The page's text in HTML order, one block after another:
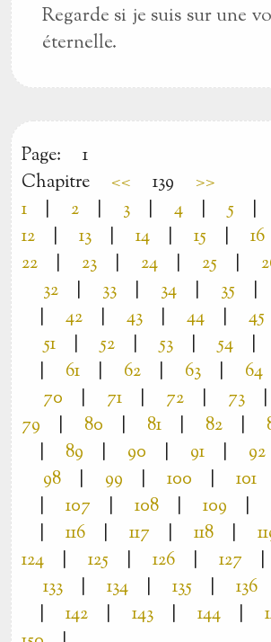
Regarde si je suis sur une
éternelle.
Page:
1
Chapitre
<< 139
>>
1
| 2 | 3 | 4 | 5 |
12
| 13 | 14 | 15 | 16
22
| 23 | 24 | 25 |
32
| 33 | 34 | 35 |
|
42 | 43 | 44 | 45
51
| 52 | 53 | 54 |
|
61 | 62 | 63 | 64
70
| 71 | 72 | 73 |
79
| 80 | 81 | 82 |
|
89 | 90 | 91 | 92
98
| 99 | 100 | 101
|
107 | 108 | 109 |
|
116 | 117 | 118 |
124
| 125 | 126 | 127 |
133
| 134 | 135 | 136
|
142 | 143 | 144 |